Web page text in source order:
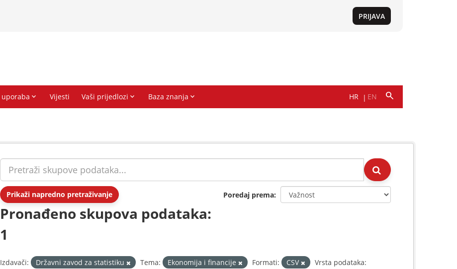
Prikaži napredno pretraživanje Poredaj prema
Pronađeno skupova podataka:
1
Izdavači: Državni zavod za statistiku Tema: Ekonomija i financije Formati: CSV
Vrsta podataka: